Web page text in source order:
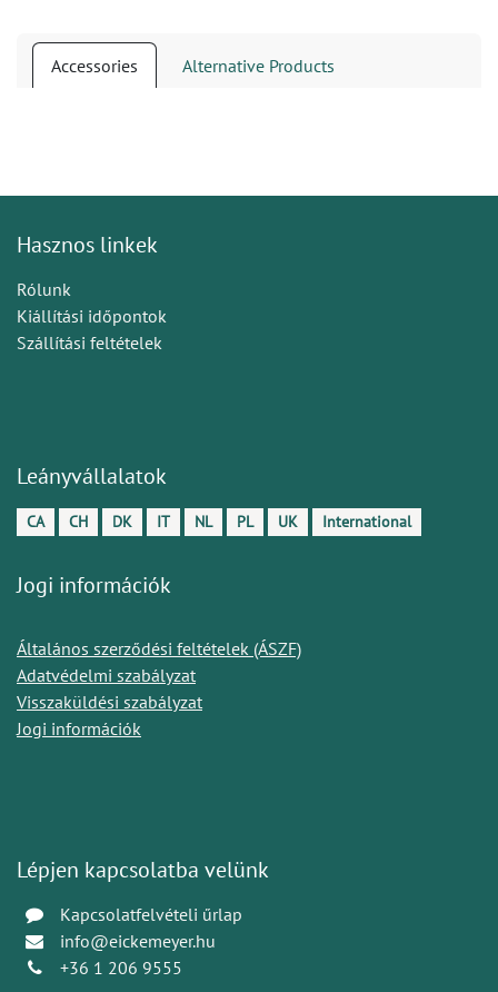
Accessories Alternative Products
Hasznos linkek
Rólunk
Kiállítási időpontok
Szállítási feltételek
Leányvállalatok
CA CH DK IT NL PL UK International
Jogi információk
Általános szerződési feltételek (ÁSZF)
Adatvédelmi szabályzat
Visszaküldési szabályzat
Jogi információk
Lépjen kapcsolatba velünk
Kapcsolatfelvételi űrlap
info@eickemeyer.hu
+36 1 206 9555